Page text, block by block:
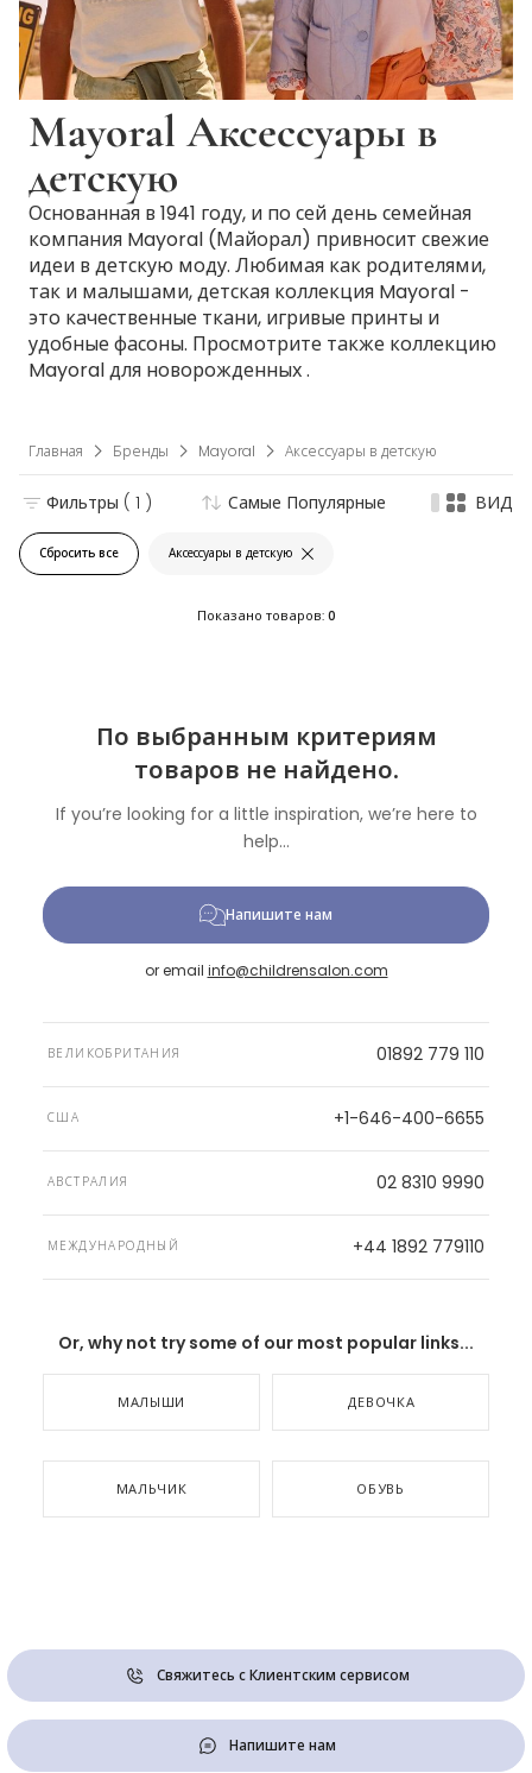
Mayoral Аксессуары в
детскую
Основанная в 1941 году, и по сей день семейная
компания Mayoral (Майорал) привносит свежие
идеи в детскую моду. Любимая как родителями,
так и малышами, детская коллекция Mayoral -
это качественные ткани, игривые принты и
удобные фасоны. Просмотрите также коллекцию
Mayoral для новорожденных .
Главная Бренды Mayoral Аксессуары в детскую
Сбросить все Аксессуары в детскую
Фильтры ( 1 ) Самые Популярные ВИД
Показано товаров:0
По выбранным критериям
товаров не найдено.
If you’re looking for a little inspiration, we’re here to
help...
Напишите нам
or email info@childrensalon.com
ВЕЛИКОБРИТАНИЯ 01892 779 110
США +1-646-400-6655
АВСТРАЛИЯ 02 8310 9990
МЕЖДУНАРОДНЫЙ +44 1892 779110
Or, why not try some of our most popular links...
МАЛЫШИ ДЕВОЧКА
МАЛЬЧИК ОБУВЬ
Свяжитесь с Клиентским сервисом
Напишите нам